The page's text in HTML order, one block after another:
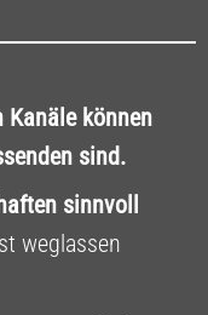
Kanäle können
sind.
sinnvoll
weglassen